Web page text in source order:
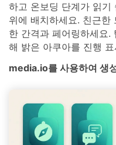
하고 온보딩 단계가 읽기
위에 배치하세요. 친근한
한 간격과 페어링하세요.
해 밝은 아쿠아를 진행
media.io를 사용하여 생